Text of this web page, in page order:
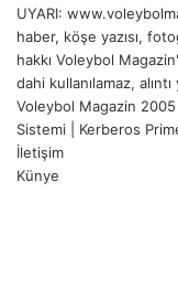
UYARI:
haber, köşe yazısı,
hakkı Voleybol
dahi kullanılamaz, alıntı
Voleybol Magazin 2005
Sistemi
Kerberos
İletişim
Künye